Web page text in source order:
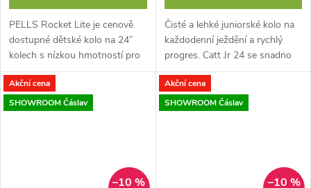
PELLS Rocket Lite je cenově
dostupné dětské kolo na 24”
kolech s nízkou hmotností pro
snadnou manipulaci, účinnými
ráfkovými V-brzdami a
geometrii...
Čisté a lehké juniorské kolo na
každodenní ježdění a rychlý
progres. Catt Jr 24 se snadno
ovládá na cyklostezkách i ve
městě a pohodlné pláště
pomůžou i...
Akční cena
SHOWROOM Čáslav
–10 %
Akční cena
SHOWROOM Čáslav
–10 %